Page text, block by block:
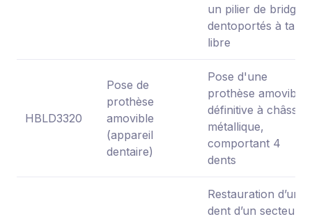
un pilier de bridge
dentoportés à tarif
libre
HBLD3320
Pose de
prothèse
amovible
(appareil
dentaire)
Pose d'une
prothèse amovible
définitive à châssis
métallique,
comportant 4
dents
Restauration d’une
dent d’un secteur